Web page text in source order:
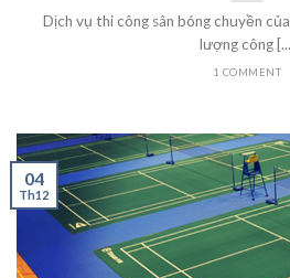
Dịch vụ thi công sân bóng chuyền
lượng công
1 COMMENT
04
Th12